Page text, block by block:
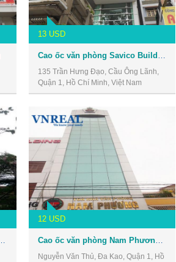
13 USD
135 Trần Hưng Đạo, Cầu Ông Lãnh,
Quận 1, Hồ Chí Minh, Việt Nam
12 USD
Nguyễn Văn Thủ, Đa Kao, Quận 1, Hồ